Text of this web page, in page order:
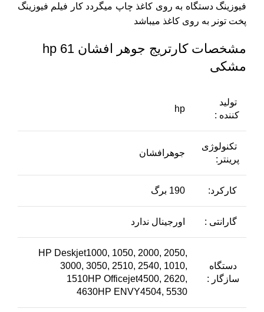
فیوزینگ دستگاه به روی کاغذ چاپ میگردد کار فیلم فیوزینگ
پخت تونر به روی کاغذ میباشد
مشخصات کارتریج جوهر افشان 61 hp
مشکی
تولید
کننده :
تکنولوژی
پرینتر:
جوهرافشان
کارکرد:
گارانتی : اورجینال ندارد
دستگاه
سازگار :
HP Deskjet1000, 1050, 2000, 2050,
3000, 3050, 2510, 2540, 1010,
1510HP Officejet4500, 2620,
4630HP ENVY4504, 5530